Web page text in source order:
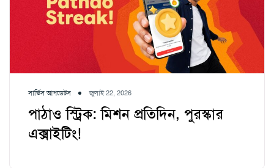
সার্ভিস আপডেটস জুলাই 22, 2026
পাঠাও স্ট্রিক: মিশন প্রতিদিন, পুরস্কার
এক্সাইটিং!